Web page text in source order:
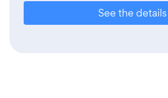
See the details